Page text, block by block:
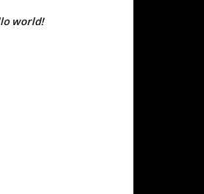
world!